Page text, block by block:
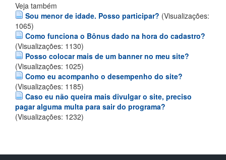
Veja também
Sou menor de idade. Posso participar? (Visualizações:
1065)
Como funciona o Bônus dado na hora do cadastro?
(Visualizações: 1130)
Posso colocar mais de um banner no meu site?
(Visualizações: 1025)
Como eu acompanho o desempenho do site?
(Visualizações: 1185)
Caso eu não queira mais divulgar o site, preciso
pagar alguma multa para sair do programa?
(Visualizações: 1232)